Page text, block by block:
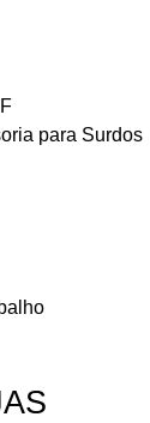
para Surdos